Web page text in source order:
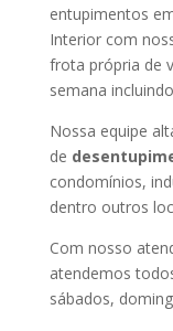
entupimentos
Interior com
frota própria de
semana
Nossa equipe
de
condomínios,
dentro outros
Com nosso
atendemos
sábados,